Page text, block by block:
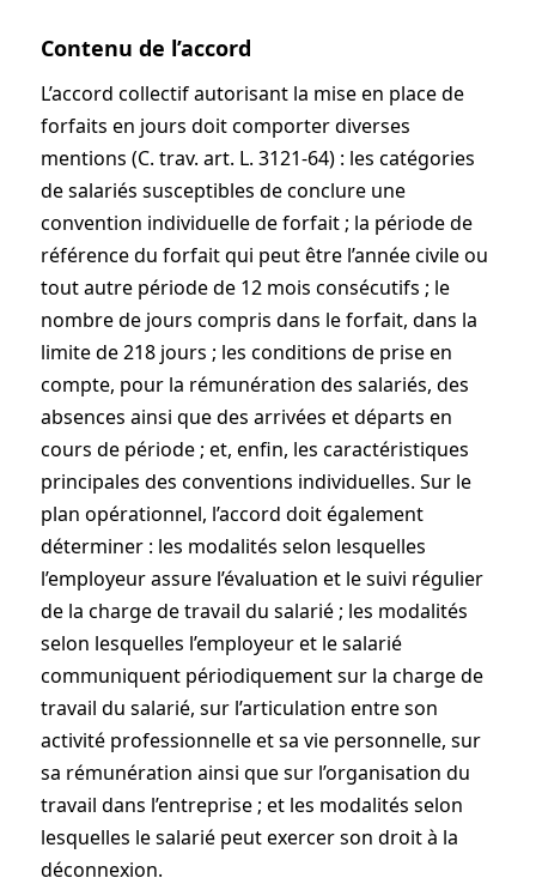
Contenu de l’accord
L’accord collectif autorisant la mise en place de
forfaits en jours doit comporter diverses
mentions (C. trav. art. L. 3121-64) : les catégories
de salariés susceptibles de conclure une
convention individuelle de forfait ; la période de
référence du forfait qui peut être l’année civile ou
tout autre période de 12 mois consécutifs ; le
nombre de jours compris dans le forfait, dans la
limite de 218 jours ; les conditions de prise en
compte, pour la rémunération des salariés, des
absences ainsi que des arrivées et départs en
cours de période ; et, enfin, les caractéristiques
principales des conventions individuelles. Sur le
plan opérationnel, l’accord doit également
déterminer : les modalités selon lesquelles
l’employeur assure l’évaluation et le suivi régulier
de la charge de travail du salarié ; les modalités
selon lesquelles l’employeur et le salarié
communiquent périodiquement sur la charge de
travail du salarié, sur l’articulation entre son
activité professionnelle et sa vie personnelle, sur
sa rémunération ainsi que sur l’organisation du
travail dans l’entreprise ; et les modalités selon
lesquelles le salarié peut exercer son droit à la
déconnexion.